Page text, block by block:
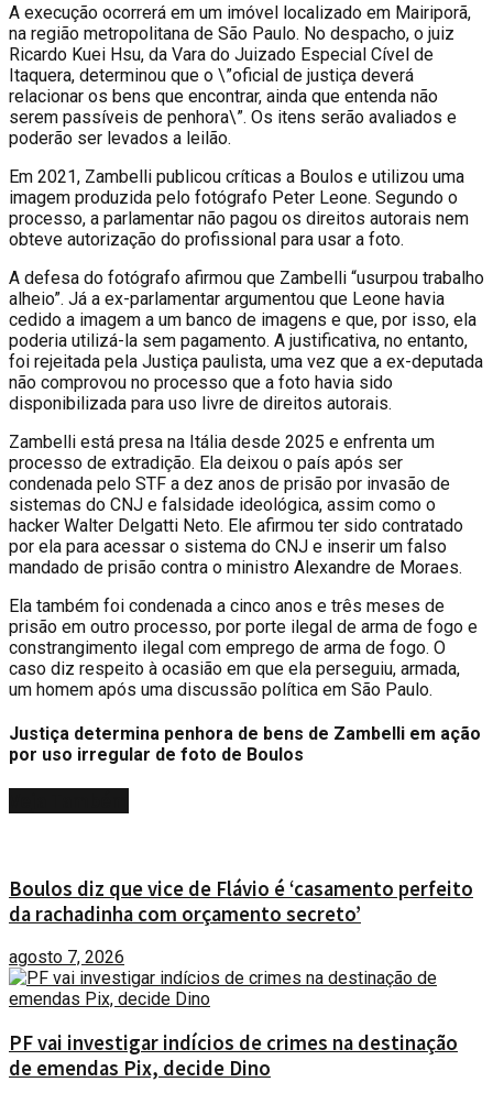
A execução ocorrerá em um imóvel localizado em Mairiporã,
na região metropolitana de São Paulo. No despacho, o juiz
Ricardo Kuei Hsu, da Vara do Juizado Especial Cível de
Itaquera, determinou que o \”oficial de justiça deverá
relacionar os bens que encontrar, ainda que entenda não
serem passíveis de penhora\”. Os itens serão avaliados e
poderão ser levados a leilão.
Em 2021, Zambelli publicou críticas a Boulos e utilizou uma
imagem produzida pelo fotógrafo Peter Leone. Segundo o
processo, a parlamentar não pagou os direitos autorais nem
obteve autorização do profissional para usar a foto.
A defesa do fotógrafo afirmou que Zambelli “usurpou trabalho
alheio”. Já a ex-parlamentar argumentou que Leone havia
cedido a imagem a um banco de imagens e que, por isso, ela
poderia utilizá-la sem pagamento. A justificativa, no entanto,
foi rejeitada pela Justiça paulista, uma vez que a ex-deputada
não comprovou no processo que a foto havia sido
disponibilizada para uso livre de direitos autorais.
Zambelli está presa na Itália desde 2025 e enfrenta um
processo de extradição. Ela deixou o país após ser
condenada pelo STF a dez anos de prisão por invasão de
sistemas do CNJ e falsidade ideológica, assim como o
hacker Walter Delgatti Neto. Ele afirmou ter sido contratado
por ela para acessar o sistema do CNJ e inserir um falso
mandado de prisão contra o ministro Alexandre de Moraes.
Ela também foi condenada a cinco anos e três meses de
prisão em outro processo, por porte ilegal de arma de fogo e
constrangimento ilegal com emprego de arma de fogo. O
caso diz respeito à ocasião em que ela perseguiu, armada,
um homem após uma discussão política em São Paulo.
Justiça determina penhora de bens de Zambelli em ação
por uso irregular de foto de Boulos
Boulos diz que vice de Flávio é ‘casamento perfeito
da rachadinha com orçamento secreto’
agosto 7, 2026
PF vai investigar indícios de crimes na destinação
de emendas Pix, decide Dino